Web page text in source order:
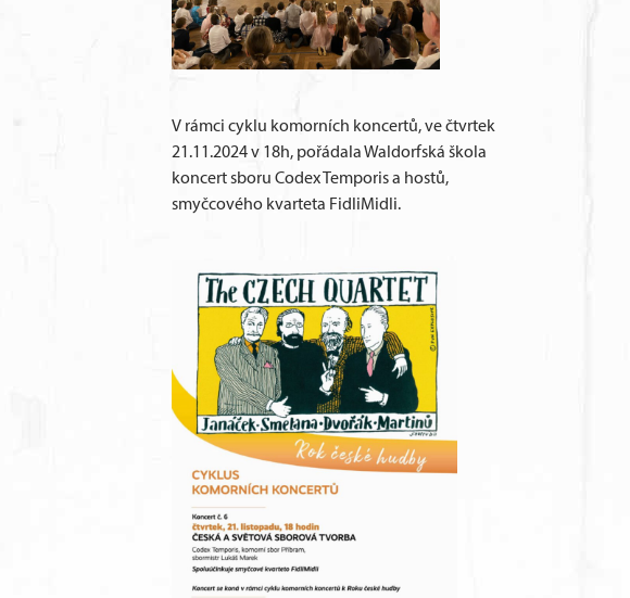
V rámci cyklu komorních koncertů, ve čtvrtek
21.11.2024 v 18h, pořádala Waldorfská škola
koncert sboru Codex Temporis a hostů,
smyčcového kvarteta FidliMidli.